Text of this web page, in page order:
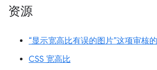
资源
“显示宽高比有误的图片”这项审核
CSS 宽高比